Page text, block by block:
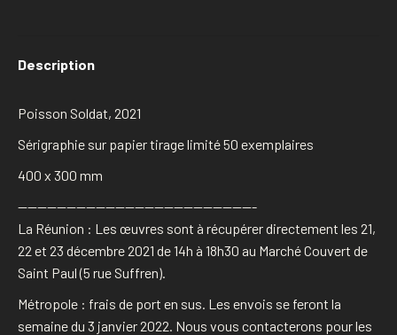
Description
Poisson Soldat, 2021
Sérigraphie sur papier tirage limité 50 exemplaires
400 x 300 mm
————————————————————————-
La Réunion : Les œuvres sont à récupérer directement les 21,
22 et 23 décembre 2021 de 14h à 18h30 au Marché Couvert de
Saint Paul (5 rue Suffren).
Métropole : frais de port en sus. Les envois se feront la
semaine du 3 janvier 2022. Nous vous contacterons pour les